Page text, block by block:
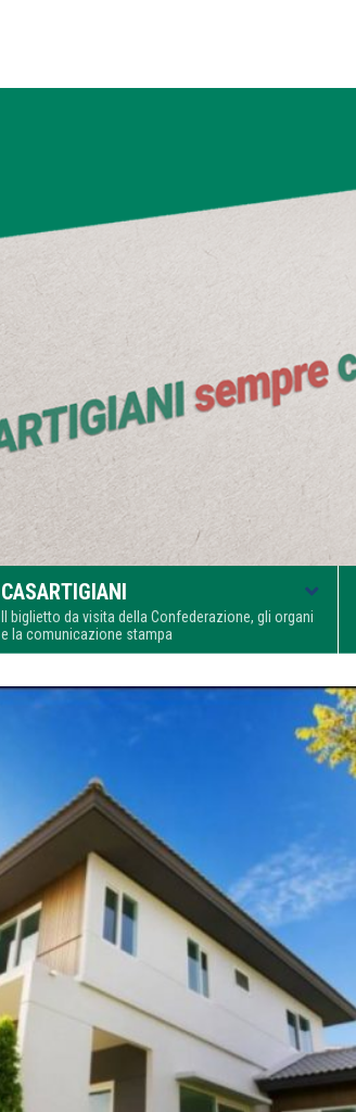
CASARTIGIANI
Il biglietto da visita della Confederazione, gli organi
e la comunicazione stampa